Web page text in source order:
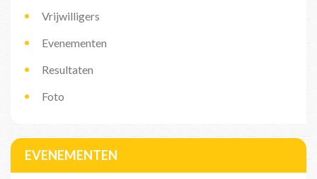
Vrijwilligers
Evenementen
Resultaten
Foto
EVENEMENTEN